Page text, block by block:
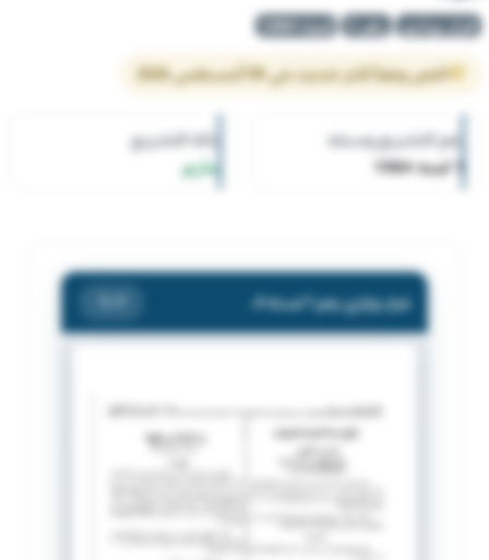
قرار وزاري رقم 1 لسنة 1984
النص وفقاً لآخر تحديث في 09 أغسطس 2026
رقم التشريع وسنته حالة التشريع
ساري